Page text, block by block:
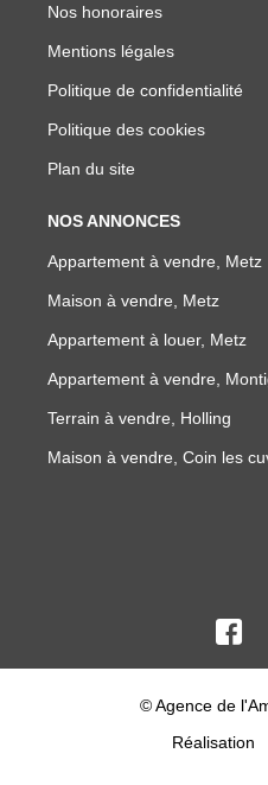
Nos honoraires
Mentions légales
Politique de confidentialité
Politique des cookies
Plan du site
NOS ANNONCES
Appartement à vendre, Metz
Maison à vendre, Metz
Appartement à louer, Metz
Appartement à vendre,
Terrain à vendre, Holling
Maison à vendre, Coin les
© Agence de
Réalisation